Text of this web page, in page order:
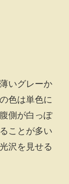
いグレーか
色は単色に
側が白っぽ
ことが多い
沢を見せる